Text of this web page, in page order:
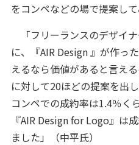
をコンペなどの場で提案して
「フリーランスのデザイ
に、『AIR Design 』が作っ
えるなら価値があると言え
に対して20ほどの提案を出
コンペでの成約率は1.4％く
『AIR Design for Logo』は
ました」（中平氏）